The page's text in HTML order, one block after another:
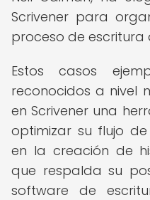
Scrivener para
proceso de escritura
Estos casos
reconocidos a nivel
en Scrivener una
optimizar su flujo
en la creación de
que respalda su
software de